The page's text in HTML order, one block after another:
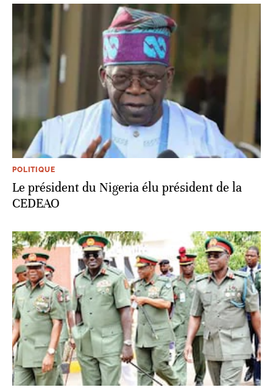
POLITIQUE
Le président du Nigeria élu président de la
CEDEAO